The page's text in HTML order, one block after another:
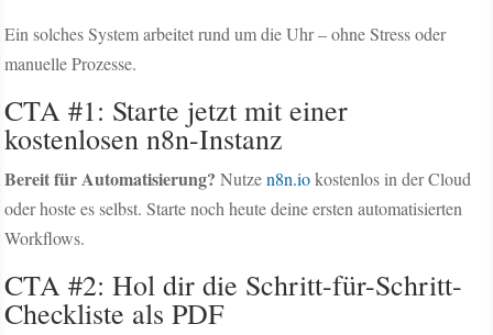
Ein solches System arbeitet rund um die Uhr – ohne Stress oder
manuelle Prozesse.
CTA #1: Starte jetzt mit einer
kostenlosen n8n-Instanz
Bereit für Automatisierung? Nutzen8n.iokostenlos in der Cloud
oder hoste es selbst. Starte noch heute deine ersten automatisierten
Workflows.
CTA #2: Hol dir die Schritt-für-Schritt-
Checkliste als PDF